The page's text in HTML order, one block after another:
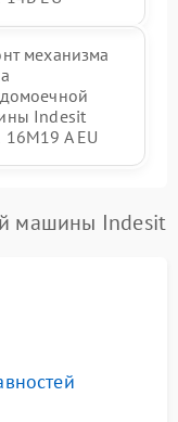
механизма
Indesit
16M19 A EU
машины Indesit